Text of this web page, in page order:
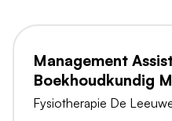
Management
Boekhoudkundig
Fysiotherapie De